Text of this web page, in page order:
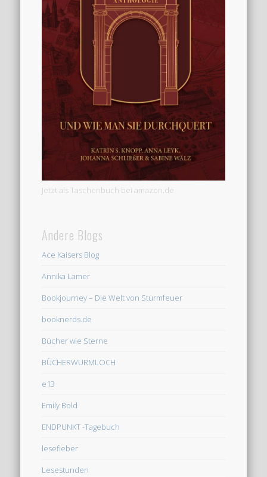
Jetzt als Taschenbuch bei amazon.de
Andere Blogs
Ace Kaisers Blog
Annika Lamer
Bookjourney – Die Welt von Sturmfeuer
booknerds.de
Bücher wie Sterne
BÜCHERWURMLOCH
e13
Emily Bold
ENDPUNKT -Tagebuch
lesefieber
Lesestunden